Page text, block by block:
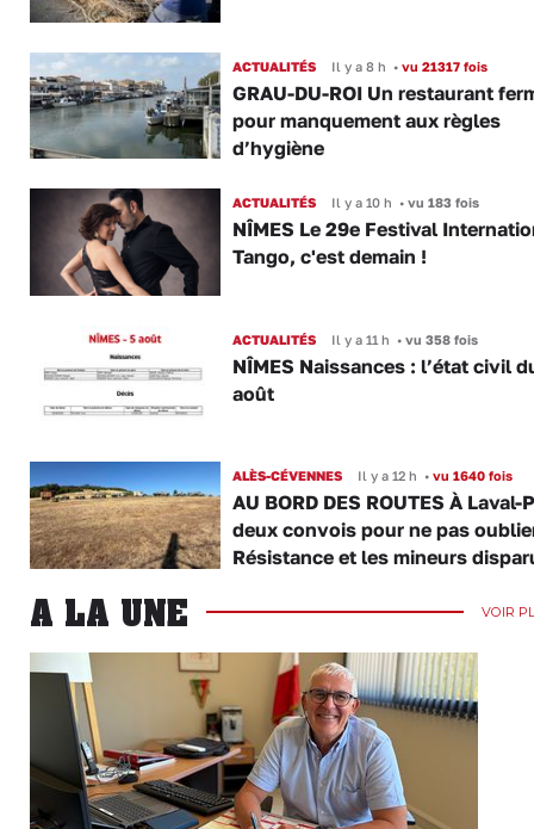
ACTUALITÉS Il y a 8 h •vu 21317 fois
GRAU-DU-ROI Un restaurant
pour manquement aux règles
d’hygiène
ACTUALITÉS Il y a 10 h •vu 183 fois
NÎMES Le 29e Festival
Tango, c'est demain !
ACTUALITÉS Il y a 11 h •vu 358 fois
NÎMES Naissances : l’état civil
août
ALÈS-CÉVENNES Il y a 12 h •vu 1640 fois
AU BORD DES ROUTES À Laval-
deux convois pour ne pas
Résistance et les mineurs
A LA UNE VOIR